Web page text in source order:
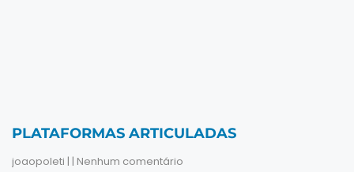
PLATAFORMAS ARTICULADAS
joaopoleti Nenhum comentário